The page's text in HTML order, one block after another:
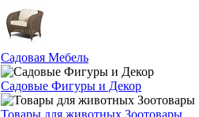
Садовая Мебель
Садовые Фигуры и Декор
Товары для животных Зоотовары